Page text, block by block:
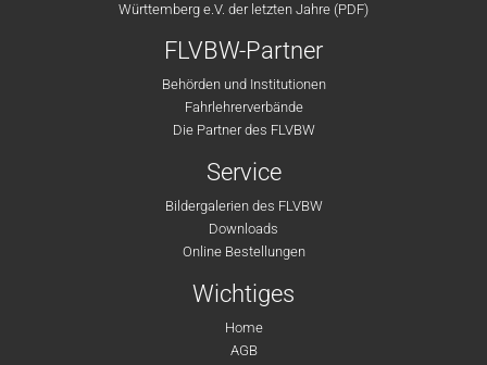
Württemberg e.V. der letzten Jahre (PDF)
FLVBW-Partner
Behörden und Institutionen
Fahrlehrerverbände
Die Partner des FLVBW
Service
Bildergalerien des FLVBW
Downloads
Online Bestellungen
Wichtiges
Home
AGB